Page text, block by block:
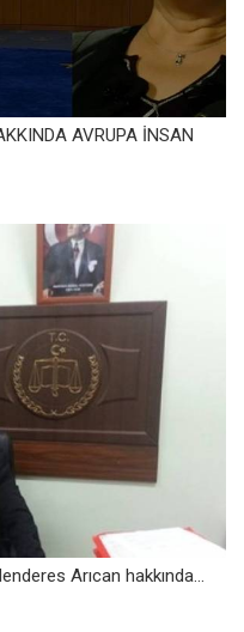
AVRUPA İNSAN
Arıcan hakkında...